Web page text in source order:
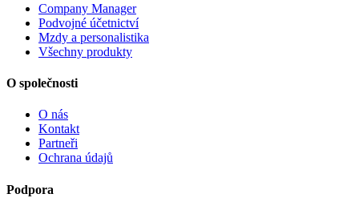
Company Manager
Podvojné účetnictví
Mzdy a personalistika
Všechny produkty
O společnosti
O nás
Kontakt
Partneři
Ochrana údajů
Podpora